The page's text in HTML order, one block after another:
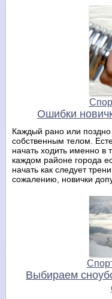
Ошибки
Каждый рано или
собственным телом.
начать ходить именно
каждом районе города
начать как следует
сожалению, новички
Выбираем